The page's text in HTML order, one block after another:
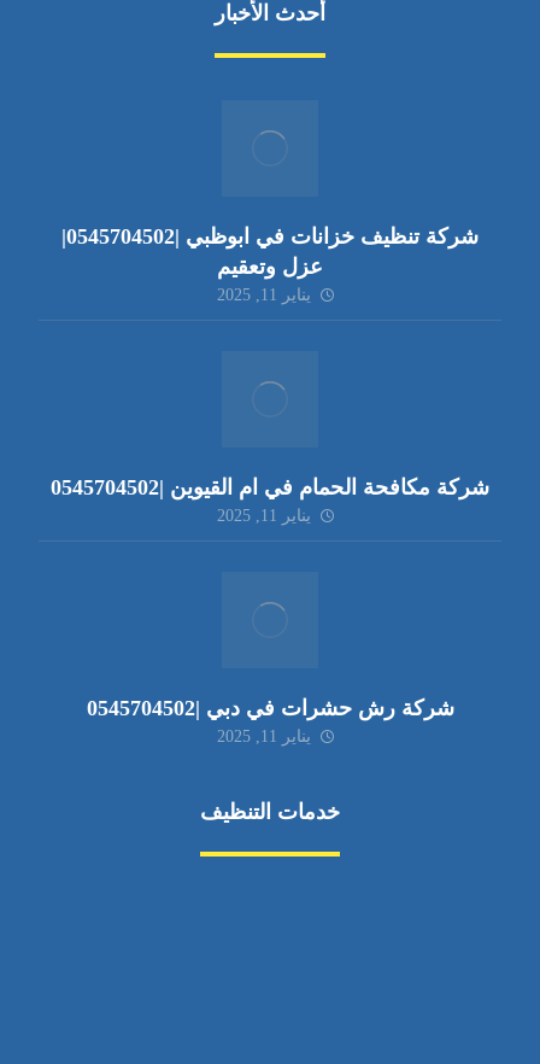
أحدث الأخبار
شركة تنظيف خزانات في ابوظبي |0545704502|
عزل وتعقيم
يناير 11, 2025
شركة مكافحة الحمام في ام القيوين |0545704502
يناير 11, 2025
شركة رش حشرات في دبي |0545704502
يناير 11, 2025
خدمات التنظيف